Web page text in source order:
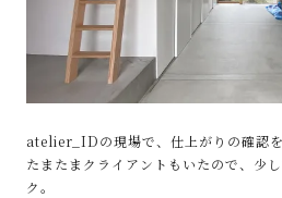
atelier_IDの現場で、仕上がりの確認を
たまたまクライアントもいたので、少
ク。